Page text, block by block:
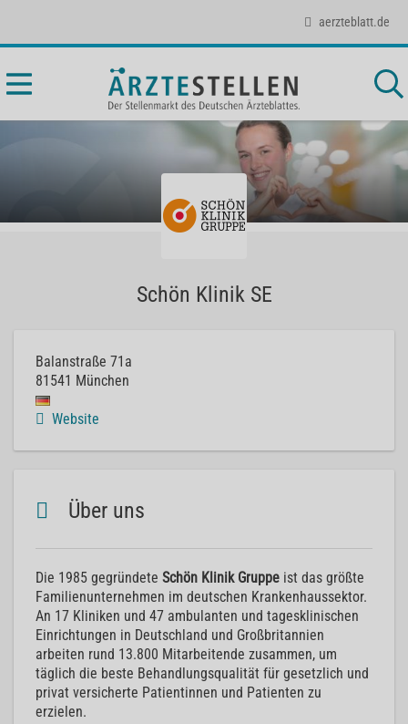
aerzteblatt.de
Schön Klinik SE
Balanstraße 71a
81541 München
Website
Über uns
Die 1985 gegründete Schön Klinik Gruppe ist das größte
Familienunternehmen im deutschen Krankenhaussektor.
An 17 Kliniken und 47 ambulanten und tagesklinischen
Einrichtungen in Deutschland und Großbritannien
arbeiten rund 13.800 Mitarbeitende zusammen, um
täglich die beste Behandlungsqualität für gesetzlich und
privat versicherte Patientinnen und Patienten zu
erzielen.